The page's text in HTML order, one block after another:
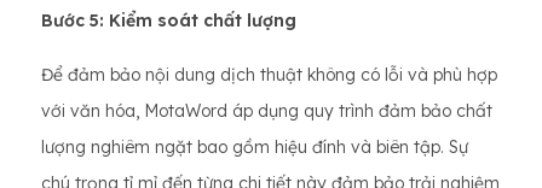
Bước 5: Kiểm soát chất lượng
Để đảm bảo nội dung dịch thuật không có lỗi và phù hợp
với văn hóa, MotaWord áp dụng quy trình đảm bảo chất
lượng nghiêm ngặt bao gồm hiệu đính và biên tập. Sự
chú trọng tỉ mỉ đến từng chi tiết này đảm bảo trải nghiệm